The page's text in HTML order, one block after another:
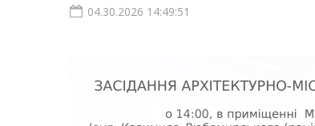
04.30.2026 14:49:51